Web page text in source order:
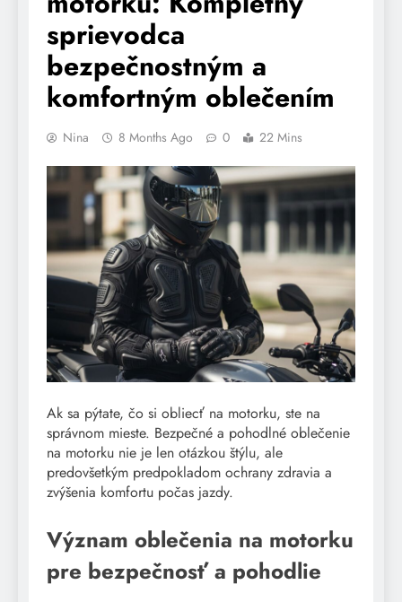
sprievodca
bezpečnostným a
komfortným oblečením
Nina 8 Months Ago 0 22 Mins
Ak sa pýtate, čo si obliecť na motorku, ste na
správnom mieste. Bezpečné a pohodlné oblečenie
na motorku nie je len otázkou štýlu, ale
predovšetkým predpokladom ochrany zdravia a
zvýšenia komfortu počas jazdy.
Význam oblečenia na motorku
pre bezpečnosť a pohodlie